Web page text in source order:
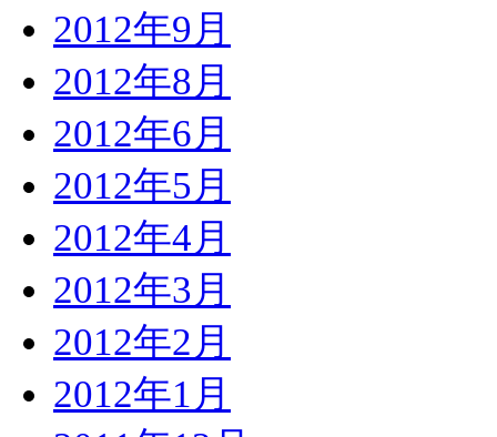
2012年9月
2012年8月
2012年6月
2012年5月
2012年4月
2012年3月
2012年2月
2012年1月